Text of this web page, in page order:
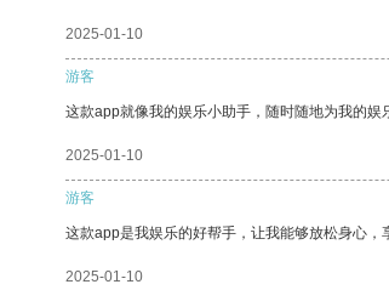
2025-01-10
游客
这款app就像我的娱乐小助手，随时随地为我的娱
2025-01-10
游客
这款app是我娱乐的好帮手，让我能够放松身心，
2025-01-10